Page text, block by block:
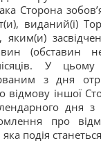
Сторона
виданий(і)
яким(и)
(обставин
У цьому
з дня
відмову іншої
дня
про
подія